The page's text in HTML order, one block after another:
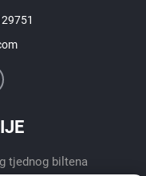
tjednog biltena